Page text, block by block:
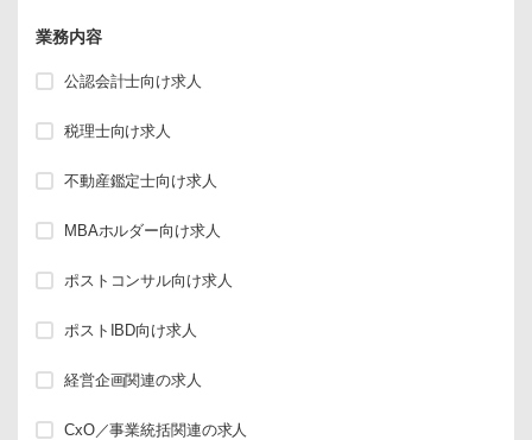
業務内容
公認会計士向け求人
税理士向け求人
不動産鑑定士向け求人
MBAホルダー向け求人
ポストコンサル向け求人
ポストIBD向け求人
経営企画関連の求人
CxO／事業統括関連の求人